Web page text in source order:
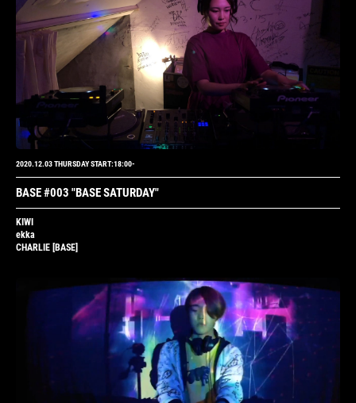
2020.12.03 THURSDAY START:18:00-
BASE #003 "BASE SATURDAY"
KIWI
ekka
CHARLIE [BASE]